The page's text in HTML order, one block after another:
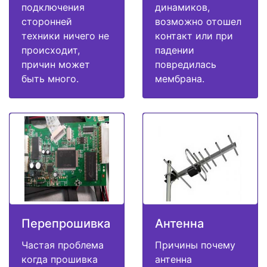
подключения
сторонней
техники ничего не
происходит,
причин может
быть много.
динамиков,
возможно отошел
контакт или при
падении
повредилась
мембрана.
Перепрошивка
Частая проблема
когда прошивка
Антенна
Причины почему
антенна